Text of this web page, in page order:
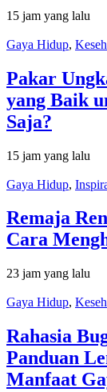
15 jam yang lalu
Gaya Hidup,
Pakar
yang Baik
Saja?
15 jam yang lalu
Gaya Hidup,
Remaja
Cara
23 jam yang lalu
Gaya Hidup,
Rahasia
Panduan
Manfaat